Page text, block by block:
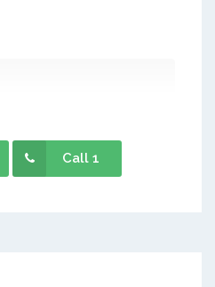
Call 1